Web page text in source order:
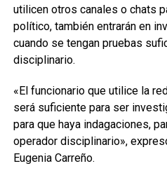
utilicen otros canales o chats
político, también entrarán en
cuando se tengan pruebas
disciplinario.
«El funcionario que utilice la
será suficiente para ser
para que haya indagaciones,
operador disciplinario»,
Eugenia Carreño.